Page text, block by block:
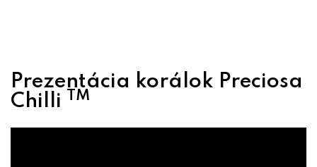
d
Prezentácia korálok Preciosa
Chilli
TM